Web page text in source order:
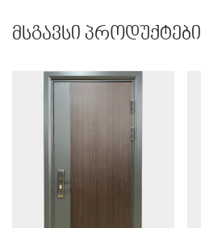
მსგავსი პროდუქტები